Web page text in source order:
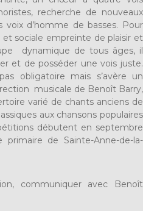
recherche de nouveaux
d’homme de basses. Pour
sociale empreinte de plaisir et
dynamique de tous âges, il
et de posséder une vois juste.
obligatoire mais s’avère un
musicale de Benoît Barry,
varié de chants anciens de
aux chansons populaires
débutent en septembre
de Sainte-Anne-de-la-
communiquer avec Benoît